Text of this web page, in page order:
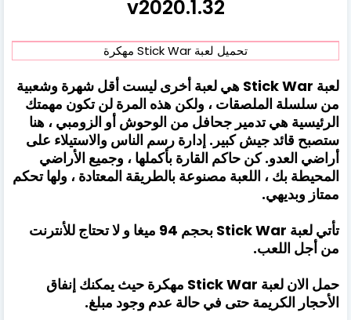
v2020.1.32
تحميل لعبة Stick War مهكرة
لعبة Stick War هي لعبة أخرى ليست أقل شهرة وشعبية
من سلسلة الملصقات ، ولكن هذه المرة لن تكون مهمتك
الرئيسية هي تدمير جحافل من الوحوش أو الزومبي ، هنا
ستصبح قائد جيش كبير. إدارة رسم الناس والاستيلاء على
أراضي العدو. كن حاكم القارة بأكملها ، وجميع الأراضي
المحيطة بك ، اللعبة مصنوعة بالطريقة المعتادة ، ولها تحكم
ممتاز وبديهي.
تأتي لعبة Stick War بحجم 94 ميغا و لا تحتاج للأنترنت
من أجل اللعب.
حمل الان لعبة Stick War مهكرة حيث يمكنك إنفاق
الأحجار الكريمة حتى في حالة عدم وجود مبلغ.